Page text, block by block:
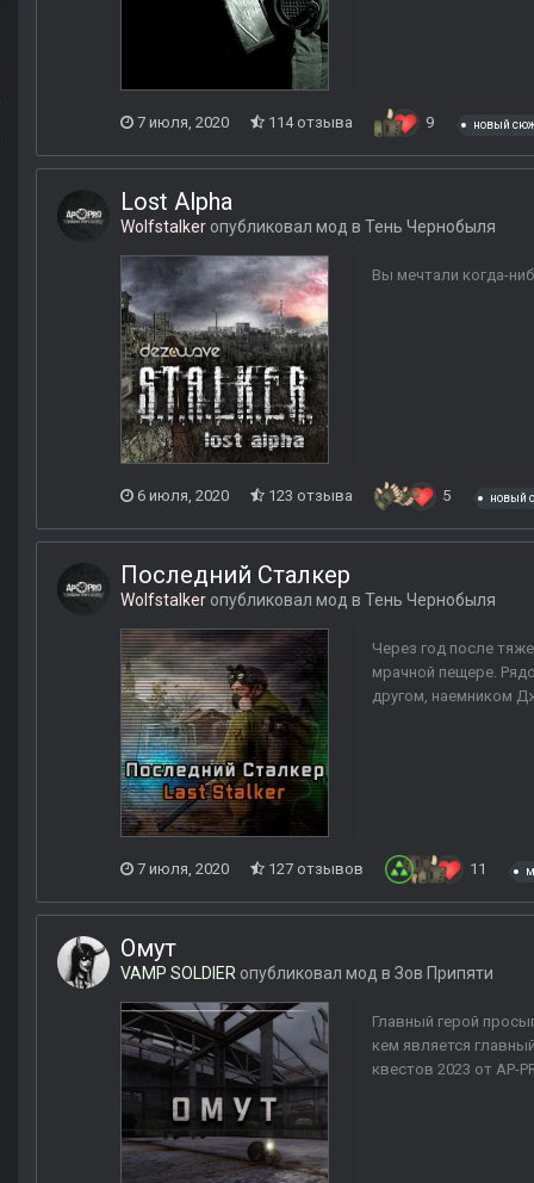
7 июля, 2020 114 отзыва 9 новый
Lost Alpha
Wolfstalker опубликовал мод в Тень Чернобыля
Вы мечтали когда-
6 июля, 2020 123 отзыва 5 новый
Последний Сталкер
Wolfstalker опубликовал мод в Тень Чернобыля
Через год после
мрачной пещере.
другом, наемником
7 июля, 2020 127 отзывов 11
Омут
VAMP SOLDIER опубликовал мод в Зов Припяти
Главный герой
кем является
квестов 2023 от AP-